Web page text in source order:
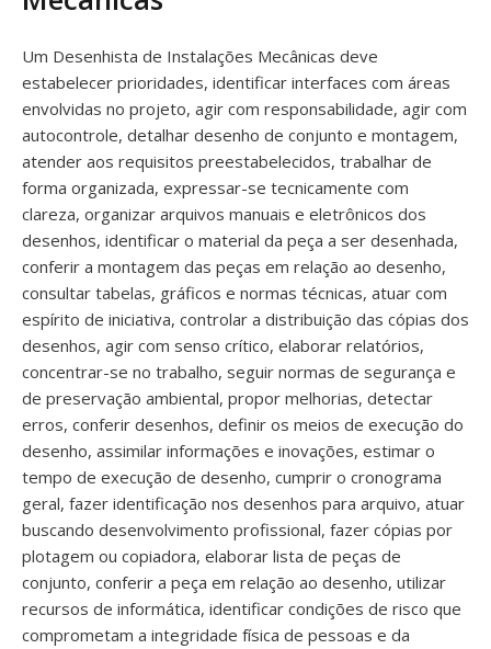
Um Desenhista de Instalações Mecânicas deve
estabelecer prioridades, identificar interfaces com áreas
envolvidas no projeto, agir com responsabilidade, agir com
autocontrole, detalhar desenho de conjunto e montagem,
atender aos requisitos preestabelecidos, trabalhar de
forma organizada, expressar-se tecnicamente com
clareza, organizar arquivos manuais e eletrônicos dos
desenhos, identificar o material da peça a ser desenhada,
conferir a montagem das peças em relação ao desenho,
consultar tabelas, gráficos e normas técnicas, atuar com
espírito de iniciativa, controlar a distribuição das cópias dos
desenhos, agir com senso crítico, elaborar relatórios,
concentrar-se no trabalho, seguir normas de segurança e
de preservação ambiental, propor melhorias, detectar
erros, conferir desenhos, definir os meios de execução do
desenho, assimilar informações e inovações, estimar o
tempo de execução de desenho, cumprir o cronograma
geral, fazer identificação nos desenhos para arquivo, atuar
buscando desenvolvimento profissional, fazer cópias por
plotagem ou copiadora, elaborar lista de peças de
conjunto, conferir a peça em relação ao desenho, utilizar
recursos de informática, identificar condições de risco que
comprometam a integridade física de pessoas e da